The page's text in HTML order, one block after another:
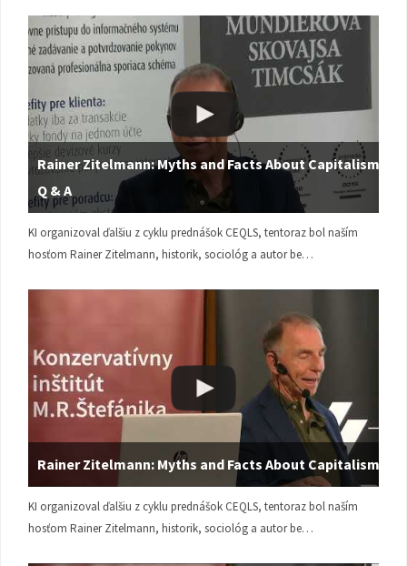
Rainer Zitelmann: Myths and Facts About Capitalism |
Q & A
KI organizoval ďalšiu z cyklu prednášok CEQLS, tentoraz bol naším
hosťom Rainer Zitelmann, historik, sociológ a autor be…
Rainer Zitelmann: Myths and Facts About Capitalism
KI organizoval ďalšiu z cyklu prednášok CEQLS, tentoraz bol naším
hosťom Rainer Zitelmann, historik, sociológ a autor be…